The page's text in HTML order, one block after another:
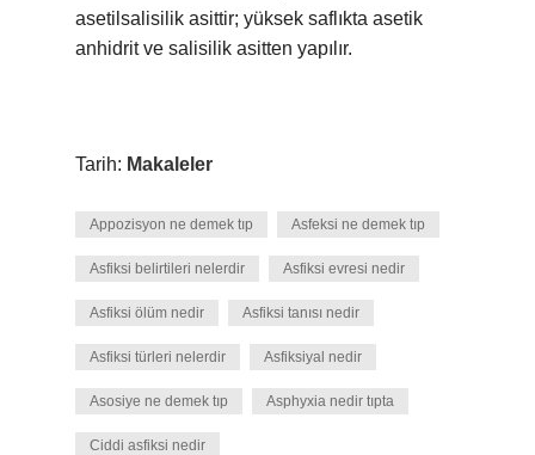
asetilsalisilik asittir; yüksek saflıkta asetik
anhidrit ve salisilik asitten yapılır.
Tarih: Makaleler
Appozisyon ne demek tıp Asfeksi ne demek tıp
Asfiksi belirtileri nelerdir Asfiksi evresi nedir
Asfiksi ölüm nedir Asfiksi tanısı nedir
Asfiksi türleri nelerdir Asfiksiyal nedir
Asosiye ne demek tıp Asphyxia nedir tıpta
Ciddi asfiksi nedir